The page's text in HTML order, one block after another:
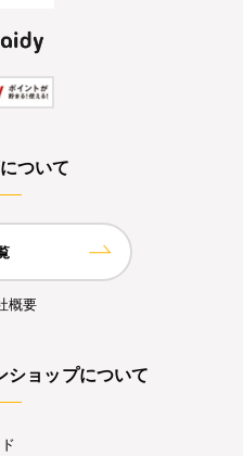
ついて
概要
ショップについて